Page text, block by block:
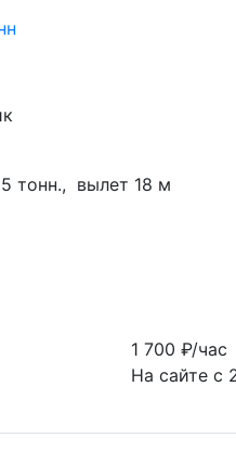
тонн.,  вылет 18 м
1 700 ₽/час
На сайте с